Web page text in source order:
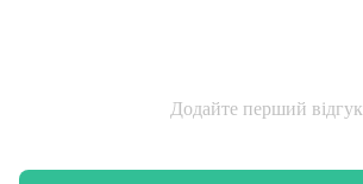
Додайте перший відгук